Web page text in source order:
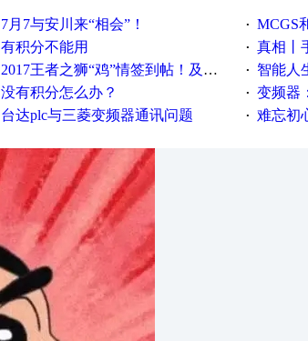
7月7与安川来“相会”！ · MCGS
有积分不能用 · 真相丨手机
2017王者之狮“鸡”情签到帖！及时更新在线研讨会预告 · 智能人生—
没有积分怎么办？ · 变频器：
台达plc与三菱变频器通讯问题 · 难忘初